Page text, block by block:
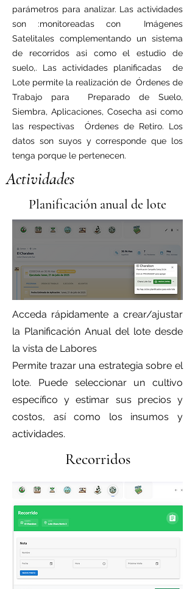
parámetros para analizar. Las actividades
son :monitoreadas con Imágenes
Satelitales complementando un sistema
de recorridos asi como el estudio de
suelo,. Las actividades planificadas de
Lote permite la realización de Órdenes de
Trabajo para Preparado de Suelo,
Siembra, Aplicaciones, Cosecha asi como
las respectivas Órdenes de Retiro. Los
datos son suyos y corresponde que los
tenga porque le pertenecen.
Actividades
Planificación anual de lote
Acceda rápidamente a crear/ajustar
la Planificación Anual del lote desde
la vista de Labores
Permite trazar una estrategia sobre el
lote. Puede seleccionar un cultivo
específico y estimar sus precios y
costos, así como los insumos y
actividades.
Recorridos